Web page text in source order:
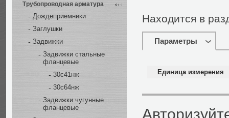
Находится в
Параметры
Единица измерения
Трубопроводная арматура
Дождеприемники
Заглушки
Задвижки
Задвижки стальные
фланцевые
30с41нж
30с64нж
Задвижки чугунные
фланцевые